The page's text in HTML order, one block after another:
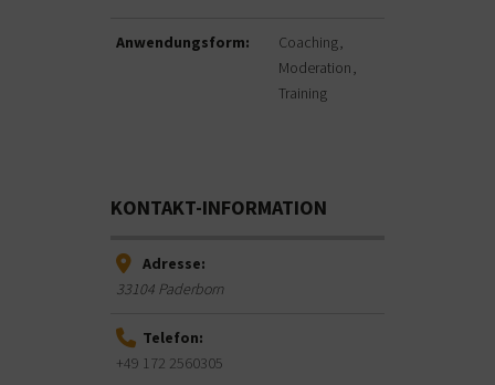
Anwendungsform:
Coaching
Moderation
Training
KONTAKT-INFORMATION
Adresse:
33104 Paderborn
Telefon:
+49 172 2560305